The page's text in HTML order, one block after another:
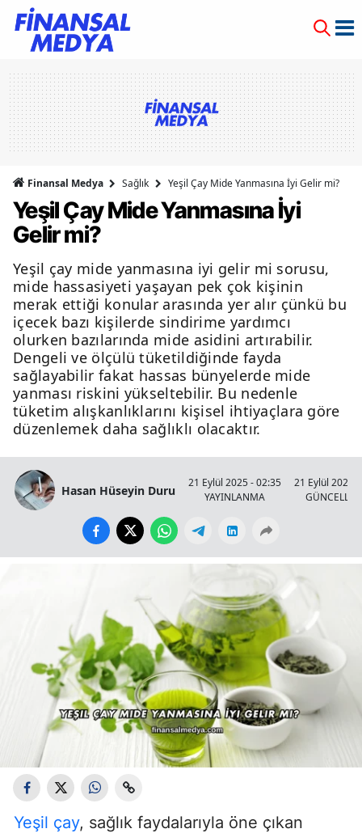
Finansal Medya Sağlık Yeşil Çay Mide Yanmasına İyi Gelir mi?
Yeşil Çay Mide Yanmasına İyi
Gelir mi?
Yeşil çay mide yanmasına iyi gelir mi sorusu,
mide hassasiyeti yaşayan pek çok kişinin
merak ettiği konular arasında yer alır çünkü bu
içecek bazı kişilerde sindirime yardımcı
olurken bazılarında mide asidini artırabilir.
Dengeli ve ölçülü tüketildiğinde fayda
sağlayabilir fakat hassas bünyelerde mide
yanması riskini yükseltebilir. Bu nedenle
tüketim alışkanlıklarını kişisel ihtiyaçlara göre
düzenlemek daha sağlıklı olacaktır.
Hasan Hüseyin Duru
21 Eylül 2025 - 02:35
YAYINLANMA
21 Eylül 2025
Yeşil çay, sağlık faydalarıyla öne çıkan